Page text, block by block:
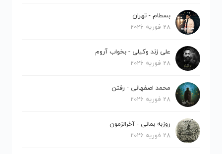
بسطام - تهران
28 فوریه 2026
علی زند وکیلی - بخواب آروم
28 فوریه 2026
محمد اصفهانی - رفتن
28 فوریه 2026
روزبه بمانی - آخرالزمون
28 فوریه 2026